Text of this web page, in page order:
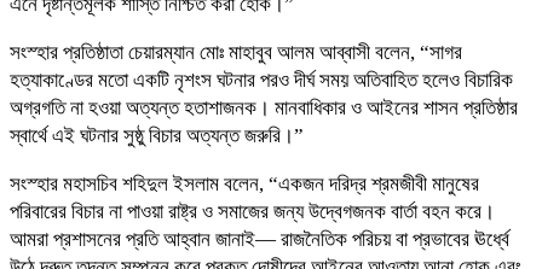
সংস্হার প্রতিষ্ঠাতা চেয়ারম্যান মোঃ মাহাবুব আলম আব্বাসী বলেন, “সাগর
হত্যাকাণ্ডের মতো একটি নৃশংস ঘটনার পরও দীর্ঘ সময় অতিবাহিত হলেও বিচারিক
অগ্রগতি না হওয়া অত্যন্ত হতাশাজনক। মানবাধিকার ও আইনের শাসন প্রতিষ্ঠার
স্বার্থে এই ঘটনার সুষ্ঠু বিচার অত্যন্ত জরুরি।”
সংস্হার মহাসচিব শহিদুল ইসলাম বলেন, “একজন দরিদ্র শ্রমজীবী মানুষের
পরিবারের বিচার না পাওয়া রাষ্ট্র ও সমাজের জন্য উদ্বেগজনক বার্তা বহন করে।
আমরা প্রশাসনের প্রতি আহ্বান জানাই— রাজনৈতিক পরিচয় বা প্রভাবের ঊর্ধ্বে